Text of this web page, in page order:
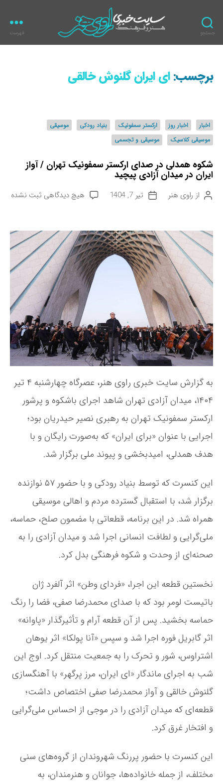
جستجو
ر
ی
ه
فهرست
برچسب:ای ایران گلنوش خالقی
د
س
ت
ه
اخبار اخبار روز ارکستر سمفونیک بنیاد رودکی
موسیقی
موسیقی کلاسیک
موسیقی و تجسمی
شکوه همدلی در صدای ارکستر سمفونیک تهران / آواز
ایران در میدان آزادی پیچید
ن
س
ن
د
و
از راوی هنر
ت
ی
خ
ن
و
ش
ه
تیر 7, 1404 هیچ دیدگاهی ب
ش
ک
ه
ه
م
د
ل
ی
د
ر
ص
د
ا
ا
ک
س
م
و
ی
ک
ت
ن
/
و
ز
ا
ر
ا
د
ا
ن
ثبت نشده
به گزارش سایت خبری راوی هنر، عصرگاه چهارشنبه ۴ تیر
۱۴۰۴، میدان آزادی تهران شاهد اجرای باشکوه و پرشور
ارکستر سمفونیک تهران به رهبری نصیر حیدریان بود؛
اجرایی با عنوان «برای ایران» که به‌صورت رایگان و با
هدف همدلی، امیدبخشی و پیوند ملی برگزار شد.
این کنسرت که توسط بنیاد رودکی و با حضور ۵۷ نوازنده
برگزار شد، با استقبال گسترده مردم و اهالی موسیقی
همراه شد. در این برنامه، قطعاتی با مضمون صلح، حماسه،
ملی‌گرایی و لطافت انسانی اجرا شد و میدان آزادی را به
صحنه‌ای از وحدت و شکوه فرهنگی بدل کرد.
نخستین قطعه این اجرا، «فردای وطن» اثر آلفرد ژان
باتیست لومر بود که با صدای محمدرضا صفی، فضا را رنگ
حماسه بخشید. پس از آن قطعه آرام و تأثیرگذار «پاوانه»
اثر گابریل فوره اجرا شد و سپس «آنا پولکا» اثر یوهان
اشتراوس، شور و تحرک را به جمعیت منتقل کرد. اوج این
شب به اجرای ماندگار «ای ایران، مرز پرگهر» با آهنگسازی
گلنوش خالقی و آواز محمدرضا صفی اختصاص داشت؛
قطعه‌ای که میدان آزادی را در موجی از احساس ملی‌گرایی
و افتخار غرق کرد.
این کنسرت با حضور پررنگ شهروندان از گروه‌های سنی
مختلف، از جمله خانواده‌ها، جوانان و هنرمندان، به